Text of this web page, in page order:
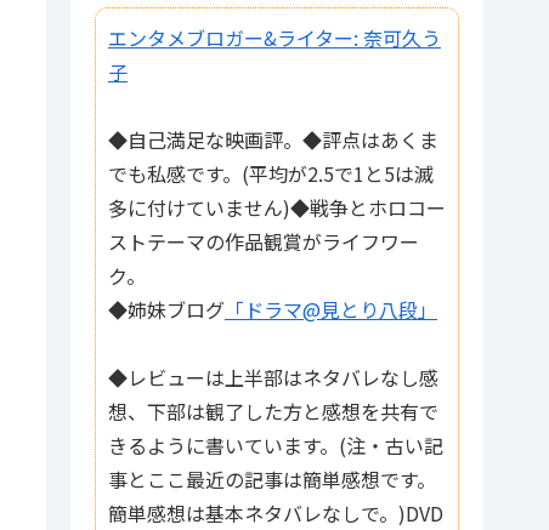
エンタメブロガー&ライター: 奈可久う
子
◆自己満足な映画評。◆評点はあくま
でも私感です。(平均が2.5で1と5は滅
多に付けていません)◆戦争とホロコー
ストテーマの作品観賞がライフワー
ク。
◆姉妹ブログ 「ドラマ@見とり八段」
◆レビューは上半部はネタバレなし感
想、下部は観了した方と感想を共有で
きるように書いています。(注・古い記
事とここ最近の記事は簡単感想です。
簡単感想は基本ネタバレなしで。)DVD